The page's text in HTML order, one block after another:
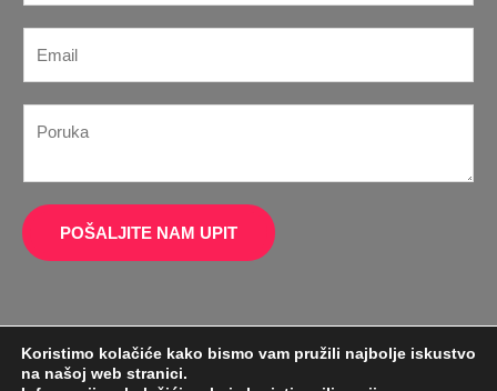
*
o
I
m
*
k
a
POŠALJITE NAM UPIT
Koristimo kolačiće kako bismo vam pružili najbolje iskustvo
na našoj web stranici.